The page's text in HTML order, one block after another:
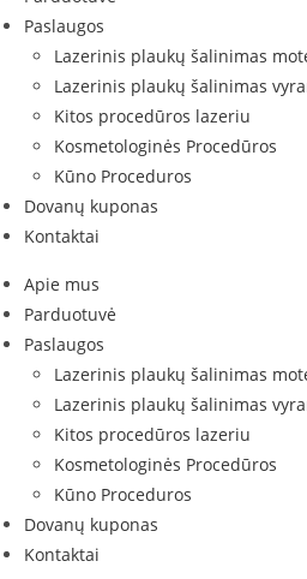
Paslaugos
Lazerinis plaukų šalinimas
Lazerinis plaukų šalinimas
Kitos procedūros lazeriu
Kosmetologinės Procedūros
Kūno Proceduros
Dovanų kuponas
Kontaktai
Apie mus
Parduotuvė
Paslaugos
Lazerinis plaukų šalinimas
Lazerinis plaukų šalinimas
Kitos procedūros lazeriu
Kosmetologinės Procedūros
Kūno Proceduros
Dovanų kuponas
Kontaktai